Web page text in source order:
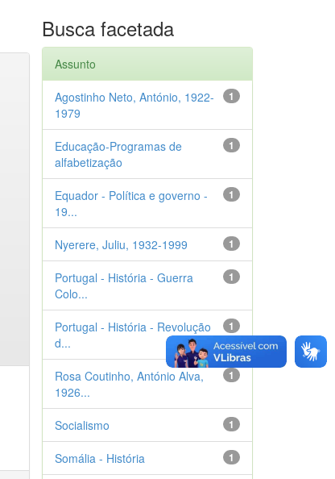
Busca facetada
Assunto
1
Agostinho Neto, António, 1922-
1979
1
Educação-Programas de
alfabetização
1
Equador - Política e governo -
19...
1
Nyerere, Juliu, 1932-1999
1
Portugal - História - Guerra
Colo...
1
Portugal - História - Revolução
d...
1
Rosa Coutinho, António Alva,
1926...
1
Socialismo
1
Somália - História